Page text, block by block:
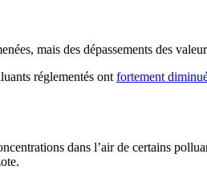
mais des dépassements des
réglementés ont fortement
dans l’air de certains